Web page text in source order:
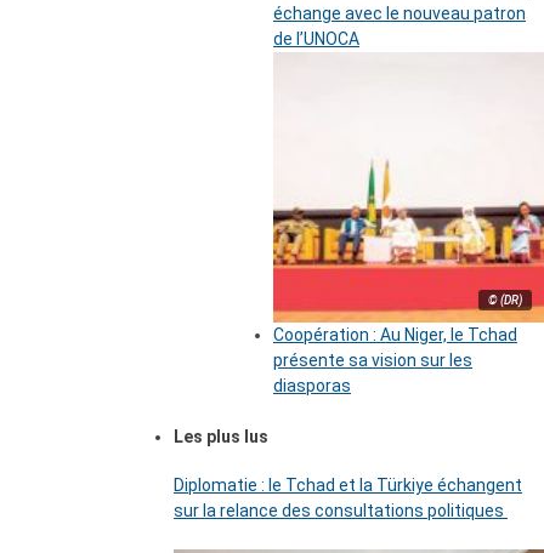
échange avec le nouveau patron
de l’UNOCA
© (DR)
Coopération : Au Niger, le Tchad
présente sa vision sur les
diasporas
Les plus lus
Diplomatie : le Tchad et la Türkiye échangent
sur la relance des consultations politiques